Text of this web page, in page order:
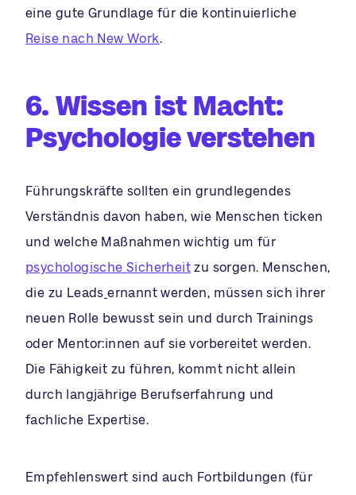
eine gute Grundlage für die kontinuierliche
Reise nach New Work.
6. Wissen ist Macht:
Psychologie verstehen
Führungskräfte sollten ein grundlegendes
Verständnis davon haben, wie Menschen ticken
und welche Maßnahmen wichtig um für
psychologische Sicherheit zu sorgen. Menschen,
die zu Leads ernannt werden, müssen sich ihrer
neuen Rolle bewusst sein und durch Trainings
oder Mentor:innen auf sie vorbereitet werden.
Die Fähigkeit zu führen, kommt nicht allein
durch langjährige Berufserfahrung und
fachliche Expertise.
Empfehlenswert sind auch Fortbildungen (für